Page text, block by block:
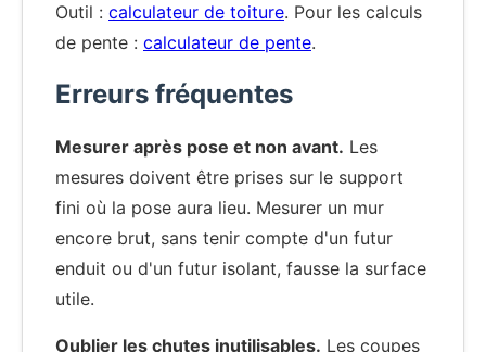
Outil : calculateur de toiture. Pour les calculs
de pente : calculateur de pente.
Erreurs fréquentes
Mesurer après pose et non avant. Les
mesures doivent être prises sur le support
fini où la pose aura lieu. Mesurer un mur
encore brut, sans tenir compte d'un futur
enduit ou d'un futur isolant, fausse la surface
utile.
Oublier les chutes inutilisables. Les coupes